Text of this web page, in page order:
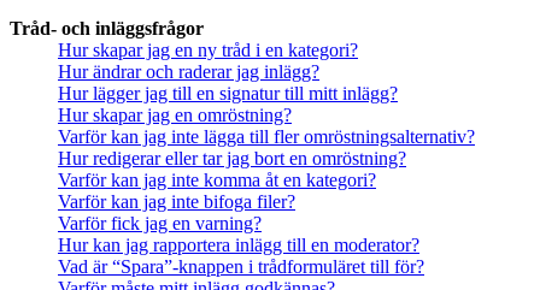
Tråd- och inläggsfrågor
Hur skapar jag en ny tråd i en kategori?
Hur ändrar och raderar jag inlägg?
Hur lägger jag till en signatur till mitt inlägg?
Hur skapar jag en omröstning?
Varför kan jag inte lägga till fler omröstningsalternativ?
Hur redigerar eller tar jag bort en omröstning?
Varför kan jag inte komma åt en kategori?
Varför kan jag inte bifoga filer?
Varför fick jag en varning?
Hur kan jag rapportera inlägg till en moderator?
Vad är “Spara”-knappen i trådformuläret till för?